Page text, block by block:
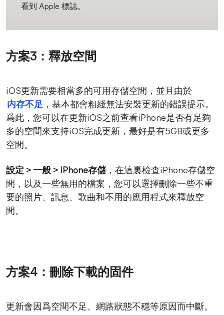
看到 Apple 標誌。
方案3：釋放空間
iOS更新需要相當多的可用存儲空間，並且由於
内存不足，基本都會粗綫無法安裝更新的錯誤提示。
爲此，您可以在更新iOS之前查看iPhone是否有足夠
多的空間來支持iOS完成更新，最好是有5GB或更多
空間。
設定 > 一般 > iPhone存儲，在這裏檢查iPhone存儲空
間，以及一些無用的檔案，您可以選擇刪除一些不重
要的照片、訊息、歌曲和不用的應用程式來釋放空
間。
方案4：刪除下載的固件
更新會因爲空間不足、網路狀態不穩等原因而中斷。